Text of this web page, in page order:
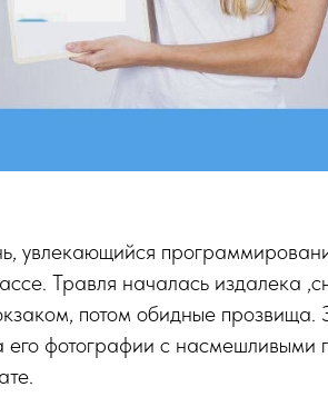
увлекающийся
Травля началась издалека
потом обидные прозвища.
фотографии с насмешливыми